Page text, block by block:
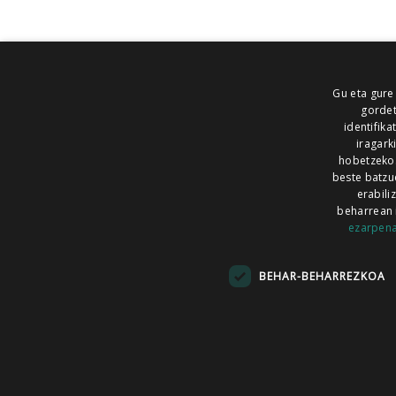
ALEA
MAILOPE NOAUA
Gu eta
hobetzeko.
beste
BEHAR-BEHARREZKOA